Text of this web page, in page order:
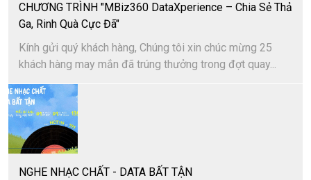
CHƯƠNG TRÌNH "MBiz360 DataXperience – Chia Sẻ Thả
Ga, Rinh Quà Cực Đã"
Kính gửi quý khách hàng, Chúng tôi xin chúc mừng 25
khách hàng may mắn đã trúng thưởng trong đợt quay...
NGHE NHẠC CHẤT - DATA BẤT TẬN